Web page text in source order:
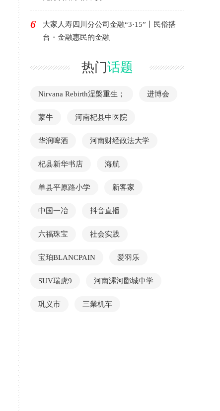
6
大家人寿四川分公司金融“3·15”丨民俗搭
台・金融惠民的金融
热门话题
Nirvana Rebirth涅槃重生； 进博会
蒙牛 河南杞县中医院
华润啤酒 河南财经政法大学
杞县新华书店 海航
单县平原路小学 新客家
中国一冶 抖音直播
六福珠宝 社会实践
宝珀BLANCPAIN 爱羽乐
SUV瑞虎9 河南漯河郾城中学
巩义市 三業机车